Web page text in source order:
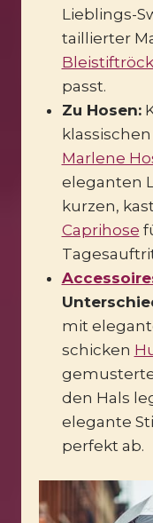
Lieblings-
taillierter
passt.
Zu Hosen:
Marlene
eleganten
kurzen,
Caprihose
mit
schicken
den Hals
elegante
perfekt ab.